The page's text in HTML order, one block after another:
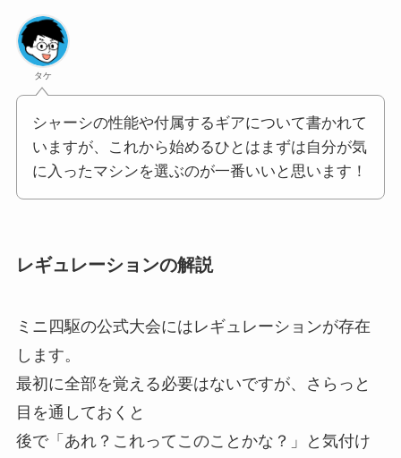
タケ
シャーシの性能や付属するギアについて書かれて
いますが、これから始めるひとはまずは自分が気
に入ったマシンを選ぶのが一番いいと思います！
レギュレーションの解説
ミニ四駆の公式大会にはレギュレーションが存在
します。
最初に全部を覚える必要はないですが、さらっと
目を通しておくと
後で「あれ？これってこのことかな？」と気付け